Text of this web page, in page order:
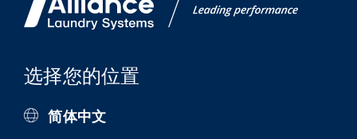
选择您的位置
简体中文